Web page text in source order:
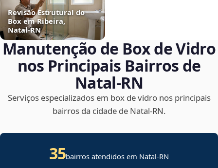
Revisão Estrutural do
Box em Ribeira,
Natal‑RN
Manutenção de Box de Vidro
nos Principais Bairros de
Natal‑RN
Serviços especializados em box de vidro nos principais
bairros da cidade de Natal‑RN.
35bairros atendidos em Natal-RN